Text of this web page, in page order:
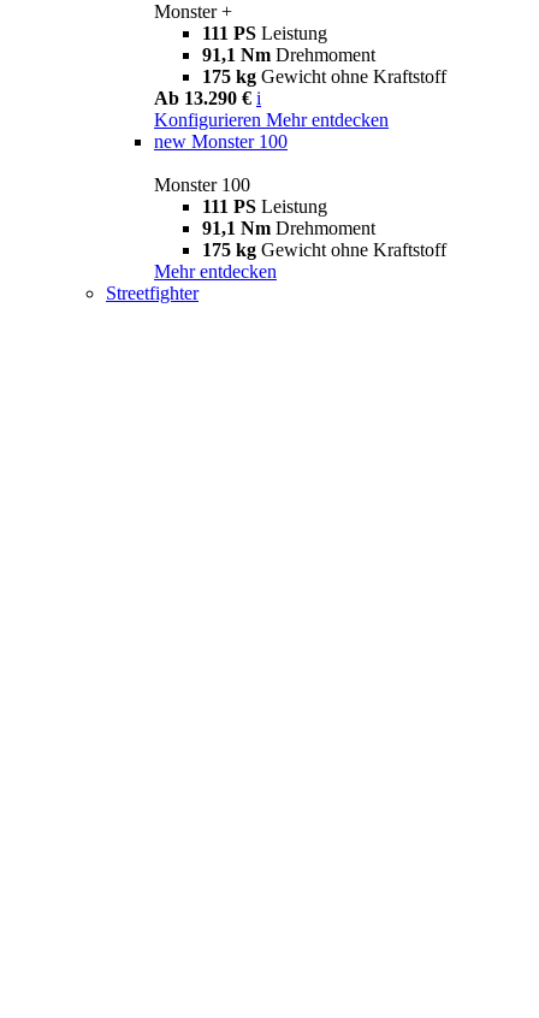
Monster +
111 PS Leistung
91,1 Nm Drehmoment
175 kg Gewicht ohne Kraftstoff
Ab 13.290 € i
Konfigurieren Mehr entdecken
new Monster 100
Monster 100
111 PS Leistung
91,1 Nm Drehmoment
175 kg Gewicht ohne Kraftstoff
Mehr entdecken
Streetfighter